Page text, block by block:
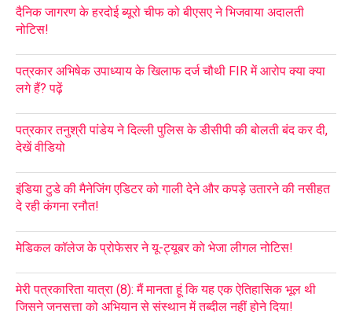
दैनिक जागरण के हरदोई ब्यूरो चीफ को बीएसए ने भिजवाया अदालती
नोटिस!
पत्रकार अभिषेक उपाध्याय के खिलाफ दर्ज चौथी FIR में आरोप क्या क्या
लगे हैं? पढ़ें
पत्रकार तनुश्री पांडेय ने दिल्ली पुलिस के डीसीपी की बोलती बंद कर दी,
देखें वीडियो
इंडिया टुडे की मैनेजिंग एडिटर को गाली देने और कपड़े उतारने की नसीहत
दे रही कंगना रनौत!
मेडिकल कॉलेज के प्रोफेसर ने यू-ट्यूबर को भेजा लीगल नोटिस!
मेरी पत्रकारिता यात्रा (8): मैं मानता हूं कि यह एक ऐतिहासिक भूल थी
जिसने जनसत्ता को अभियान से संस्थान में तब्दील नहीं होने दिया!